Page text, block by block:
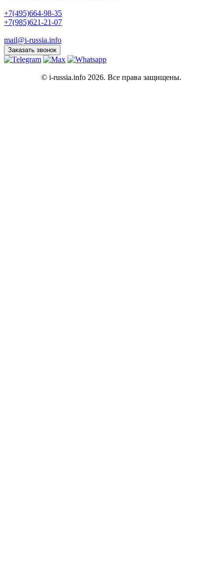
+7(495)664-98-35
+7(985)621-21-07
mail@i-russia.info
Заказать звонок
© i-russia.info 2026. Все права защищены.